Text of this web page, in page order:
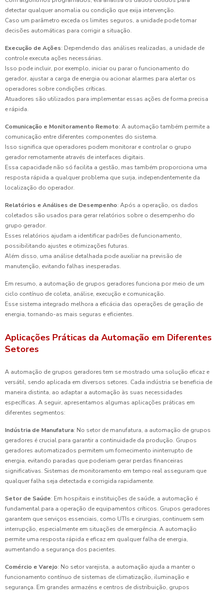
detectar qualquer anomalia ou condição que exija intervenção.
Caso um parâmetro exceda os limites seguros, a unidade pode tomar
decisões automáticas para corrigir a situação.
Execução de Ações: Dependendo das análises realizadas, a unidade de
controle executa ações necessárias.
Isso pode incluir, por exemplo, iniciar ou parar o funcionamento do
gerador, ajustar a carga de energia ou acionar alarmes para alertar os
operadores sobre condições críticas.
Atuadores são utilizados para implementar essas ações de forma precisa
e rápida.
Comunicação e Monitoramento Remoto: A automação também permite a
comunicação entre diferentes componentes do sistema.
Isso significa que operadores podem monitorar e controlar o grupo
gerador remotamente através de interfaces digitais.
Essa capacidade não só facilita a gestão, mas também proporciona uma
resposta rápida a qualquer problema que surja, independentemente da
localização do operador.
Relatórios e Análises de Desempenho: Após a operação, os dados
coletados são usados para gerar relatórios sobre o desempenho do
grupo gerador.
Esses relatórios ajudam a identificar padrões de funcionamento,
possibilitando ajustes e otimizações futuras.
Além disso, uma análise detalhada pode auxiliar na previsão de
manutenção, evitando falhas inesperadas.
Em resumo, a automação de grupos geradores funciona por meio de um
ciclo contínuo de coleta, análise, execução e comunicação.
Esse sistema integrado melhora a eficácia das operações de geração de
energia, tornando-as mais seguras e eficientes.
Aplicações Práticas da Automação em Diferentes
Setores
A automação de grupos geradores tem se mostrado uma solução eficaz e
versátil, sendo aplicada em diversos setores. Cada indústria se beneficia de
maneira distinta, ao adaptar a automação às suas necessidades
específicas. A seguir, apresentamos algumas aplicações práticas em
diferentes segmentos:
Indústria de Manufatura: No setor de manufatura, a automação de grupos
geradores é crucial para garantir a continuidade da produção. Grupos
geradores automatizados permitem um fornecimento ininterrupto de
energia, evitando paradas que poderiam gerar perdas financeiras
significativas. Sistemas de monitoramento em tempo real asseguram que
qualquer falha seja detectada e corrigida rapidamente.
Setor de Saúde: Em hospitais e instituições de saúde, a automação é
fundamental para a operação de equipamentos críticos. Grupos geradores
garantem que serviços essenciais, como UTIs e cirurgias, continuem sem
interrupção, especialmente em situações de emergência. A automação
permite uma resposta rápida e eficaz em qualquer falha de energia,
aumentando a segurança dos pacientes.
Comércio e Varejo: No setor varejista, a automação ajuda a manter o
funcionamento contínuo de sistemas de climatização, iluminação e
segurança. Em grandes armazéns e centros de distribuição, grupos